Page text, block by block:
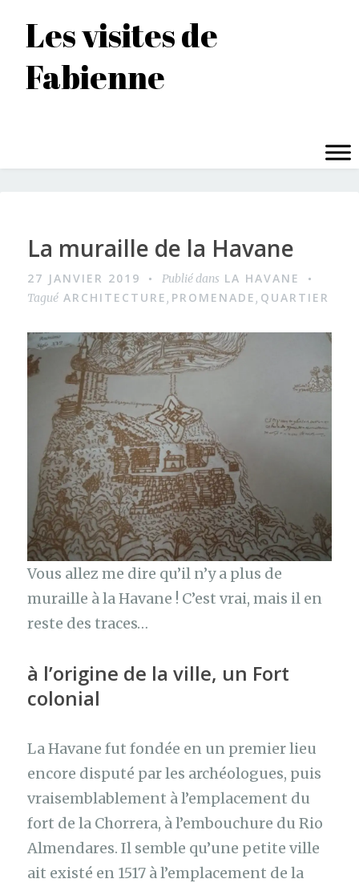
contenu
principal
Les visites de
Fabienne
La muraille de la Havane
27 JANVIER 2019 Publié dans LA HAVANE
Tagué ARCHITECTURE, PROMENADE, QUARTIER
Vous allez me dire qu’il n’y a plus de
muraille à la Havane ! C’est vrai, mais il en
reste des traces…
à l’origine de la ville, un Fort
colonial
La Havane fut fondée en un premier lieu
encore disputé par les archéologues, puis
vraisemblablement à l’emplacement du
fort de la Chorrera, à l’embouchure du Rio
Almendares. Il semble qu’une petite ville
ait existé en 1517 à l’emplacement de la